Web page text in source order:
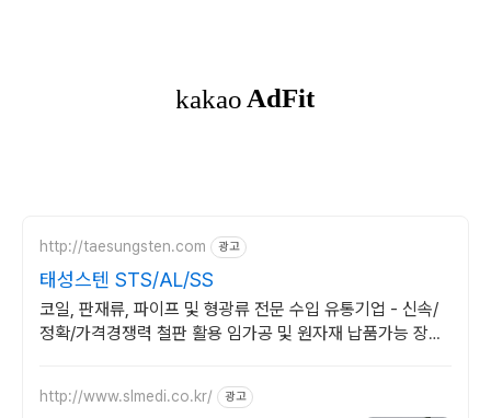
http://taesungsten.com 광고
태성스텐 STS/AL/SS
코일, 판재류, 파이프 및 형광류 전문 수입 유통기업 - 신속/
정확/가격경쟁력 철판 활용 임가공 및 원자재 납품가능 장애
http://www.slmedi.co.kr/ 광고